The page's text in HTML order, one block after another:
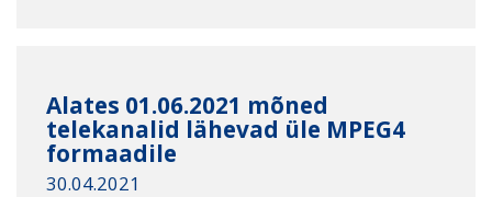
Alates 01.06.2021 mõned
telekanalid lähevad üle MPEG4
formaadile
30.04.2021